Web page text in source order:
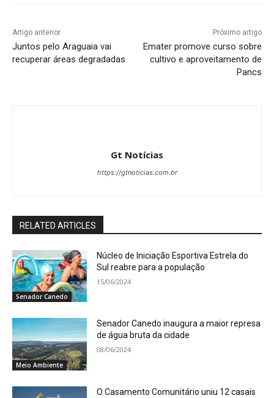
Artigo anterior
Juntos pelo Araguaia vai
recuperar áreas degradadas
Próximo artigo
Emater promove curso sobre
cultivo e aproveitamento de
Pancs
Gt Notícias
https://gtnoticias.com.br
RELATED ARTICLES
Senador Canedo
Núcleo de Iniciação Esportiva Estrela do
Sul reabre para a população
15/06/2024
Meio Ambiente
Senador Canedo inaugura a maior represa
de água bruta da cidade
08/06/2024
O Casamento Comunitário uniu 12 casais